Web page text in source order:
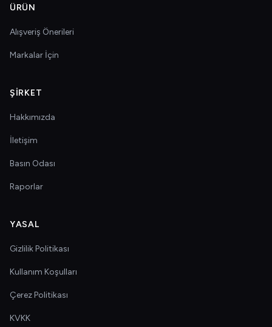
ÜRÜN
Alışveriş Önerileri
Markalar İçin
ŞIRKET
Hakkımızda
İletişim
Basın Odası
Raporlar
YASAL
Gizlilik Politikası
Kullanım Koşulları
Çerez Politikası
KVKK